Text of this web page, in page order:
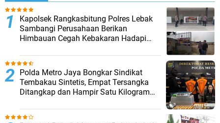
Kapolsek Rangkasbitung Polres Lebak
Sambangi Perusahaan Berikan
Himbauan Cegah Kebakaran Hadapi
‎Polda Metro Jaya Bongkar Sindikat
Tembakau Sintetis, Empat Tersangka
Ditangkap dan Hampir Satu Kilogram